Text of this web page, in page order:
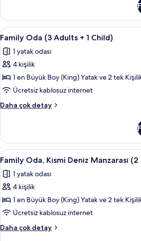
fotoğrafları
görün
+
Child)
hakkında
daha
fazla
Family
Oda
(3
Adults
+
1
Child)
için
fotoğrafları
görün
Minibar,
5
Family Oda (3 Adults + 1 Child)
1 yatak odası
4 kişilik
1 en Büyük Boy (King) Yatak ve 2 tek
Ücretsiz kablosuz internet
Daha çok detay
Family
+
Child)
hakkında
daha
fazla
Family
Oda,
Kısmi
Deniz
Manzarası
(2
Adults
+
Minibar,
4
Family Oda, Kısmi Deniz Manzarası
1 yatak odası
4 kişilik
1 en Büyük Boy (King) Yatak ve 2 tek
Ücretsiz kablosuz internet
Daha çok detay
Family